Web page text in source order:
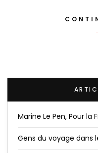
Marine Le Pen, Pour la
Gens du voyage dans